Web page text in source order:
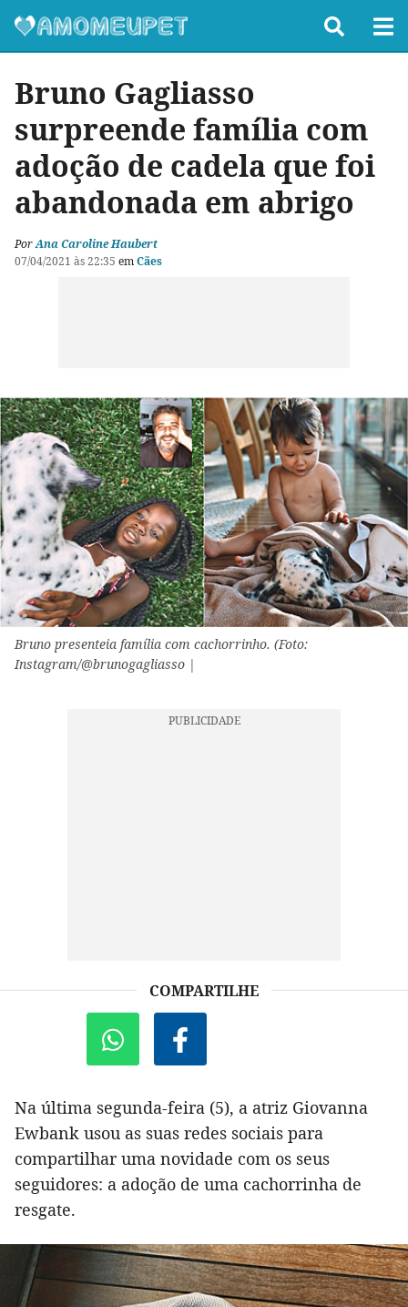
Bruno Gagliasso
surpreende família com
adoção de cadela que foi
abandonada em abrigo
PorAna Caroline Haubert
07/04/2021 às 22:35 emCães
Bruno presenteia família com cachorrinho. (Foto:
Instagram/@brunogagliasso |
COMPARTILHE
Na última segunda-feira (5), a atriz Giovanna
Ewbank usou as suas redes sociais para
compartilhar uma novidade com os seus
seguidores: a adoção de uma cachorrinha de
resgate.